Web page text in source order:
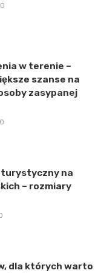
0
w terenie –
szanse na
zasypanej
0
turystyczny na
– rozmiary
dla których warto